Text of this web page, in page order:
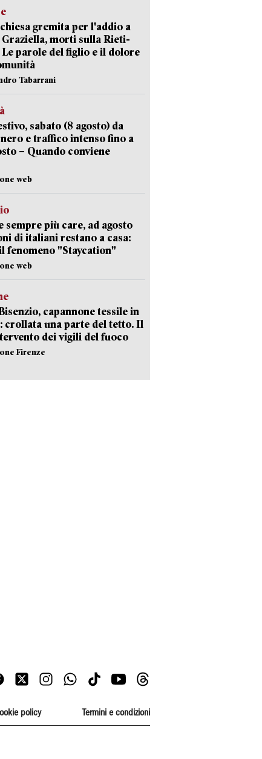
gremita per l'addio a
Graziella, morti sulla Rieti-
parole del figlio e il dolore
Tabarrani
sabato (8 agosto) da
e traffico intenso fino a
– Quando conviene
web
sempre più care, ad agosto
di italiani restano a casa:
fenomeno "Staycation"
web
capannone tessile in
crollata una parte del tetto. Il
dei vigili del fuoco
Firenze
policy Termini e condizioni